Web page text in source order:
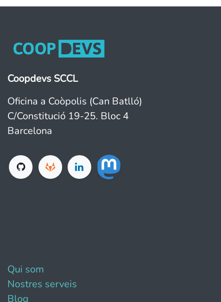
Coopdevs SCCL
Oficina a Coòpolis (Can Batlló)
C/Constitució 19-25. Bloc 4
Barcelona
Qui som
Nostres serveis
Blog